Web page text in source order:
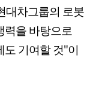
대차그룹의 로봇
력을 바탕으로
기여할 것"이